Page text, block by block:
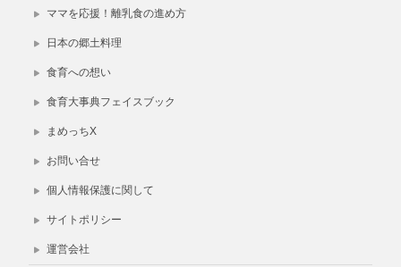
ママを応援！離乳食の進め方
日本の郷土料理
食育への想い
食育大事典フェイスブック
まめっちX
お問い合せ
個人情報保護に関して
サイトポリシー
運営会社